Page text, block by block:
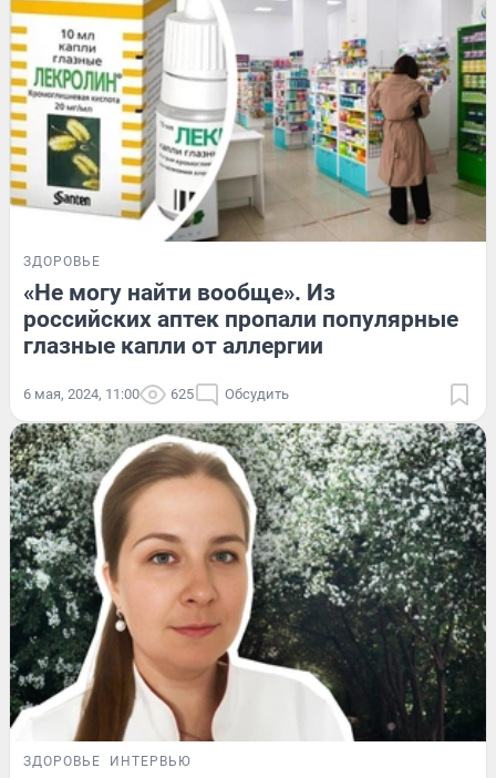
ЗДОРОВЬЕ
«Не могу найти вообще». Из
российских аптек пропали популярные
глазные капли от аллергии
6 мая, 2024, 11:00 625 Обсудить
ЗДОРОВЬЕ ИНТЕРВЬЮ